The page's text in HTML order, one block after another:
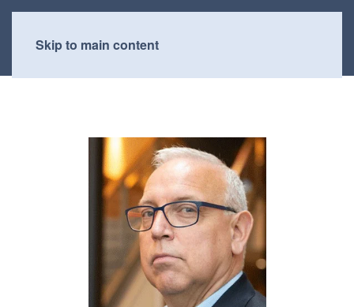
Skip to main content